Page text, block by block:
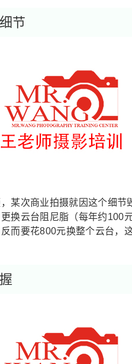
节
某次商业拍摄就因这个细
换云台阻尼脂（每年约100
而要花800元换整个云台，